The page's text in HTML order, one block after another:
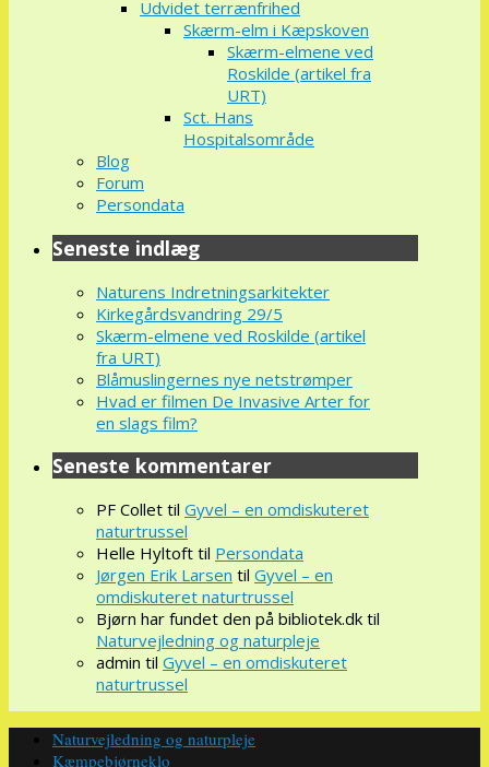
Udvidet terrænfrihed
Skærm-elm i Kæpskoven
Skærm-elmene ved
Roskilde (artikel fra
URT)
Sct. Hans
Hospitalsområde
Blog
Forum
Persondata
Seneste indlæg
Naturens Indretningsarkitekter
Kirkegårdsvandring 29/5
Skærm-elmene ved Roskilde (artikel
fra URT)
Blåmuslingernes nye netstrømper
Hvad er filmen De Invasive Arter for
en slags film?
Seneste kommentarer
PF Collet til Gyvel – en omdiskuteret
naturtrussel
Helle Hyltoft til Persondata
Jørgen Erik Larsen til Gyvel – en
omdiskuteret naturtrussel
Bjørn har fundet den på bibliotek.dk til
Naturvejledning og naturpleje
admin til Gyvel – en omdiskuteret
naturtrussel
Naturvejledning og naturpleje
Kæmpebjørneklo